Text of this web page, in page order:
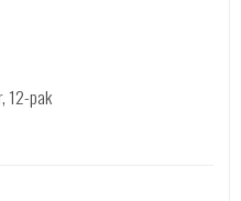
12-pak